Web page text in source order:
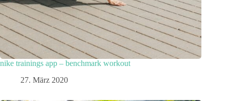
nike trainings app – benchmark workout
27. März 2020